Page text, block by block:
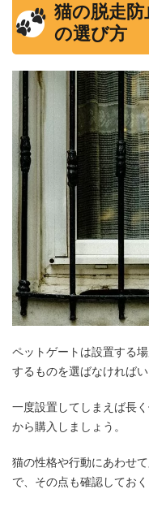
猫の脱走防
の選び方
ペットゲートは設置する
するものを選ばなければい
一度設置してしまえば長
から購入しましょう。
猫の性格や行動にあわせ
で、その点も確認しておく